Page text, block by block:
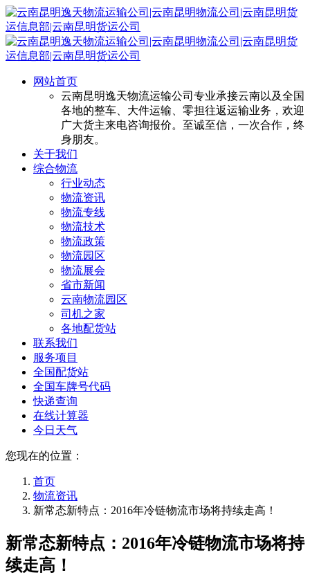
网站首页
云南昆明逸天物流运输公司专业承接云南以及全国
各地的整车、大件运输、零担往返运输业务，欢迎
广大货主来电咨询报价。至诚至信，一次合作，终
身朋友。
关于我们
综合物流
行业动态
物流资讯
物流专线
物流技术
物流政策
物流园区
物流展会
省市新闻
云南物流园区
司机之家
各地配货站
联系我们
服务项目
全国配货站
全国车牌号代码
快递查询
在线计算器
今日天气
您现在的位置：
首页
物流资讯
新常态新特点：2016年冷链物流市场将持续走高！
新常态新特点：2016年冷链物流市场将持
续走高！